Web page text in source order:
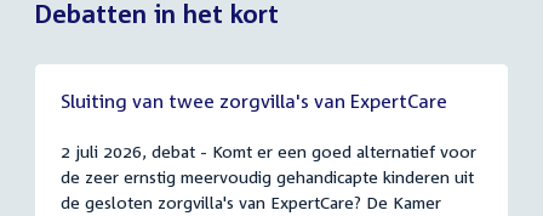
Debatten in het kort
Sluiting van twee zorgvilla's van ExpertCare
2 juli 2026, debat - Komt er een goed alternatief voor
de zeer ernstig meervoudig gehandicapte kinderen uit
de gesloten zorgvilla's van ExpertCare? De Kamer